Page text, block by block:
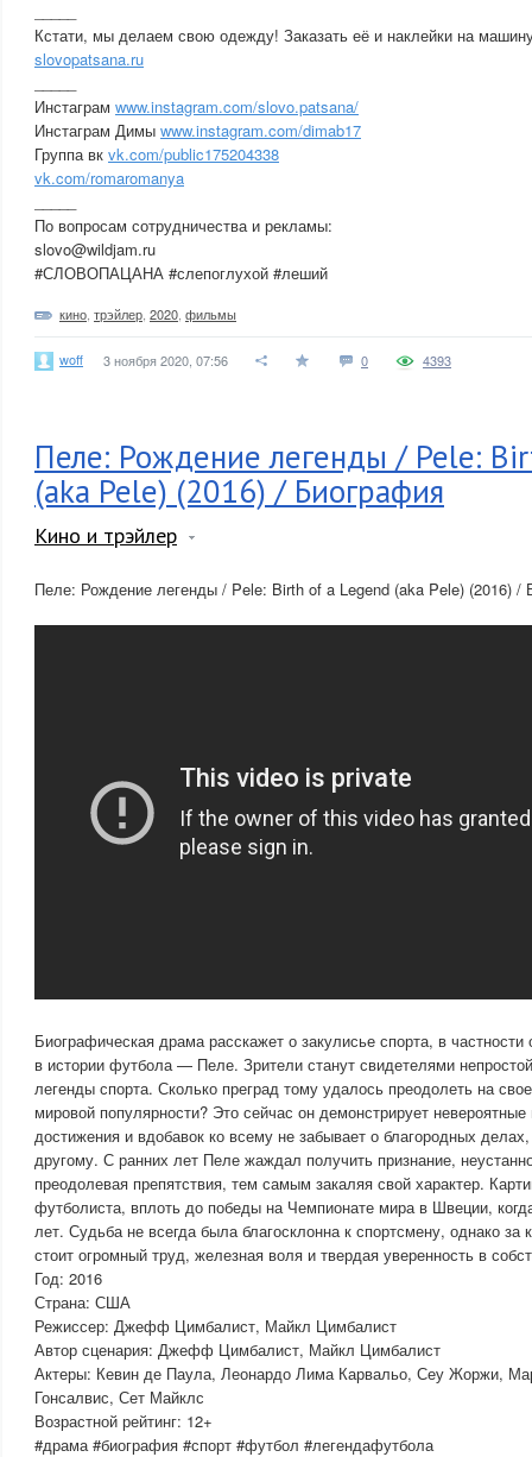
Кстати, мы делаем свою одежду! Заказать её и наклейки на
slovopatsana.ru
Инстаграм www.instagram.com/slovo.patsana/
Инстаграм Димы www.instagram.com/dimab17
Группа вк vk.com/public175204338
vk.com/romaromanya
По вопросам сотрудничества и рекламы:
slovo@wildjam.ru
#СЛОВОПАЦАНА #слепоглухой #леший
кино трэйлер 2020 фильмы
woff 3 ноября 2020, 07:56 0 4393
Пеле: Рождение легенды / Pele:
(aka Pele) (2016) / Биография
Кино и трэйлер
Пеле: Рождение легенды / Pele: Birth of a Legend (aka Pele) (2016) /
Биографическая драма расскажет о закулисье спорта, в
в истории футбола — Пеле. Зрители станут свидетелями
легенды спорта. Сколько преград тому удалось преодолеть на
мировой популярности? Это сейчас он демонстрирует
достижения и вдобавок ко всему не забывает о благородных
другому. С ранних лет Пеле жаждал получить признание,
преодолевая препятствия, тем самым закаляя свой характер.
футболиста, вплоть до победы на Чемпионате мира в Швеции,
лет. Судьба не всегда была благосклонна к спортсмену, однако
стоит огромный труд, железная воля и твердая уверенность в
Год: 2016
Страна: США
Режиссер: Джефф Цимбалист, Майкл Цимбалист
Автор сценария: Джефф Цимбалист, Майкл Цимбалист
Актеры: Кевин де Паула, Леонардо Лима Карвальо, Сеу Жоржи,
Гонсалвис, Сет Майклс
Возрастной рейтинг: 12+
#драма #биография #спорт #футбол #легендафутбола